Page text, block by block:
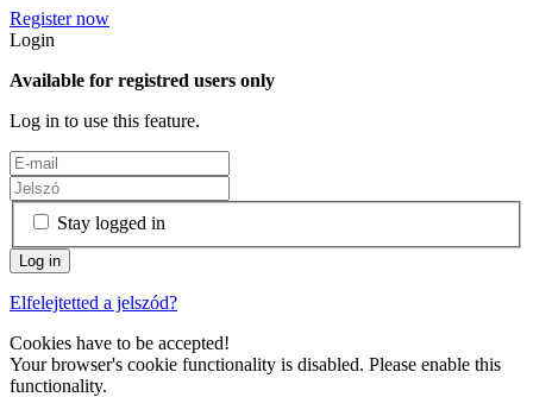
Register now
Login
Available for registred users only
Log in to use this feature.
Stay logged in
Elfelejtetted a jelszód?
Cookies have to be accepted!
Your browser's cookie functionality is disabled. Please enable this
functionality.